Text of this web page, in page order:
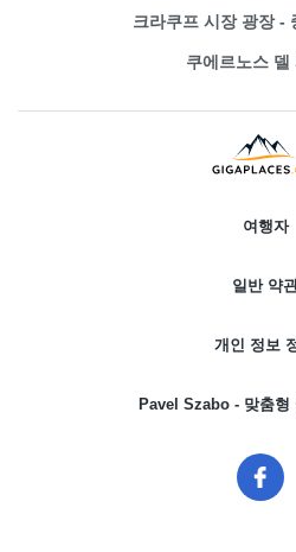
크라쿠프 시장 광장 -
쿠에르노스 델
여행자
일반 약
개인 정보
Pavel Szabo - 맞춤형